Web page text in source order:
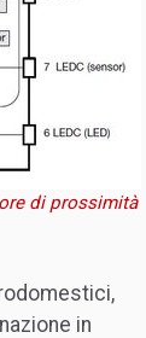
di prossimità
in